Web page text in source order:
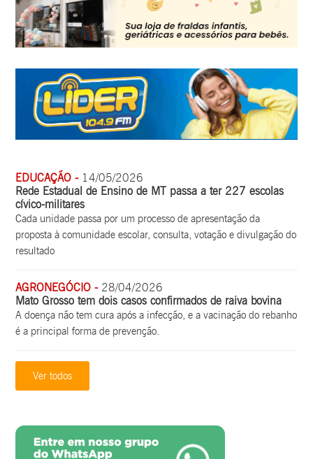
EDUCAÇÃO -14/05/2026
Rede Estadual de Ensino de MT passa a ter 227 escolas
cívico-militares
Cada unidade passa por um processo de apresentação da
proposta à comunidade escolar, consulta, votação e divulgação do
resultado
AGRONEGÓCIO -28/04/2026
Mato Grosso tem dois casos confirmados de raiva bovina
A doença não tem cura após a infecção, e a vacinação do rebanho
é a principal forma de prevenção.
Ver todos